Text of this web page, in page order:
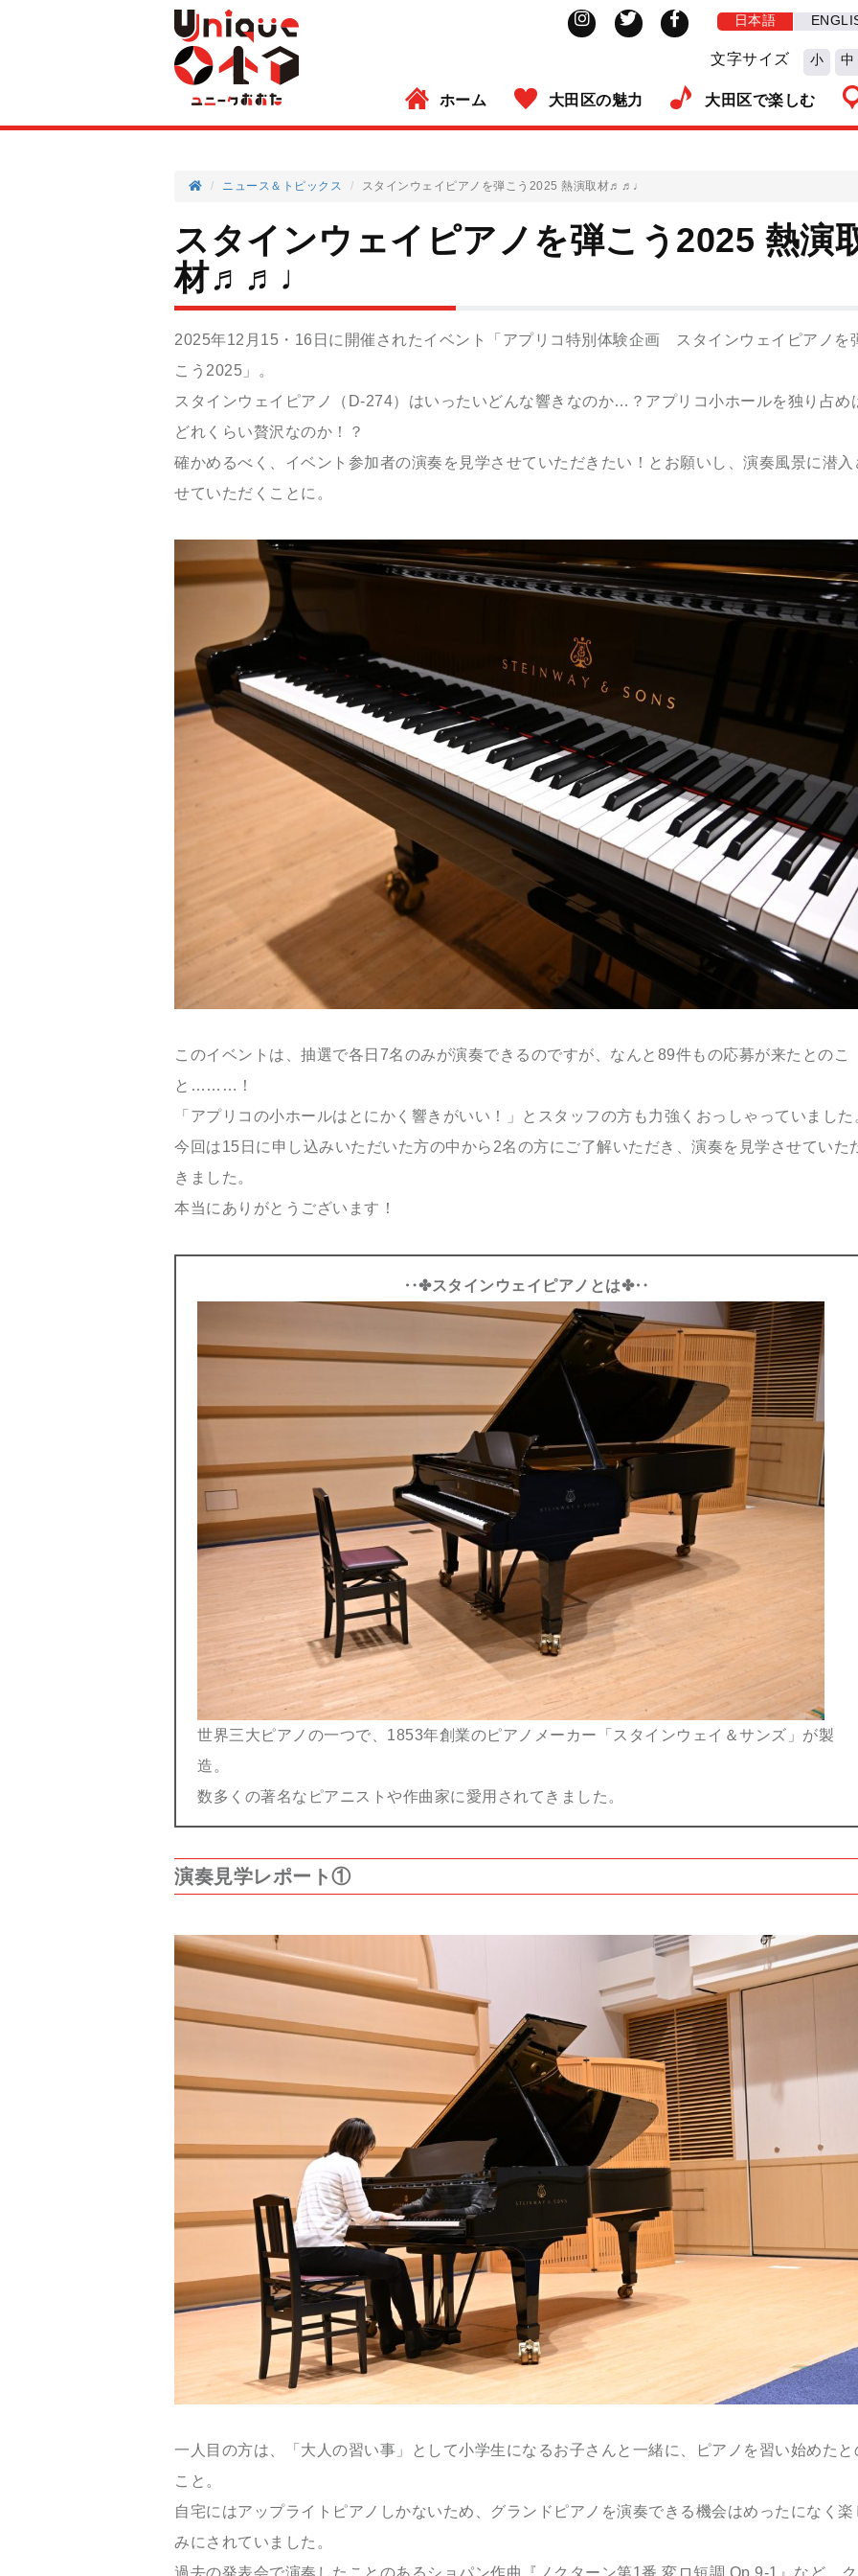
日本語
文字サイズ 小 中
ホーム 大田区の魅力 大田区で楽しむ
ニュース＆トピックス スタインウェイピアノを弾こう2025 熱演取材♬♬♩
スタインウェイピアノを弾こう2025 熱演
材♬♬♩
2025年12月15・16日に開催されたイベント「アプリコ特別体験企画 スタインウェイピアノを
こう2025」。
スタインウェイピアノ（D-274）はいったいどんな響きなのか…？アプリコ小ホールを独り占め
どれくらい贅沢なのか！？
確かめるべく、イベント参加者の演奏を見学させていただきたい！とお願いし、演奏風景に潜入
せていただくことに。
このイベントは、抽選で各日7名のみが演奏できるのですが、なんと89件もの応募が来たとのこ
と………！
「アプリコの小ホールはとにかく響きがいい！」とスタッフの方も力強くおっしゃっていました
今回は15日に申し込みいただいた方の中から2名の方にご了解いただき、演奏を見学させていた
きました。
本当にありがとうございます！
‥✤スタインウェイピアノとは✤‥
世界三大ピアノの一つで、1853年創業のピアノメーカー「スタインウェイ＆サンズ」が製
造。
数多くの著名なピアニストや作曲家に愛用されてきました。
演奏見学レポート①
一人目の方は、
「大人の習い事」として小学生になるお子さんと一緒に、ピアノを習い始めたと
こと。
自宅にはアップライトピアノしかないため、グランドピアノを演奏できる機会はめったになく楽
みにされていました。